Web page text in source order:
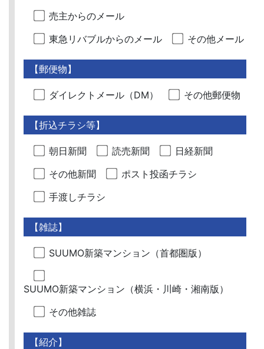
売主からのメール
東急リバブルからのメール
その他メール
【郵便物】
ダイレクトメール（DM） その他郵便物
【折込チラシ等】
朝日新聞 読売新聞
日経新聞
その他新聞
ポスト投函チラシ
手渡しチラシ
【雑誌】
SUUMO新築マンション（首都圏版）
SUUMO新築マンション（横浜・川崎・湘南版）
その他雑誌
【紹介】